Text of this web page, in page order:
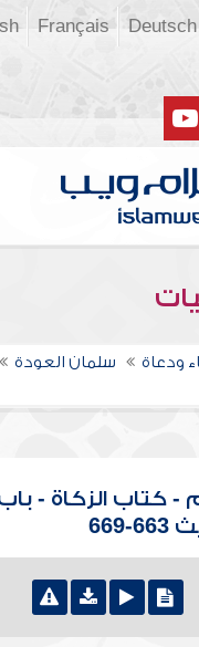
Deutsch
Français
ودعاة
سلمان العودة
- كتاب الزكاة -
669